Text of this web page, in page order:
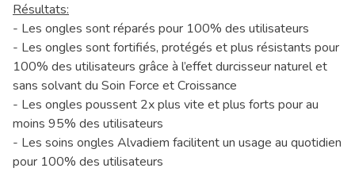
Résultats:
- Les ongles sont réparés pour 100% des utilisateurs
- Les ongles sont fortifiés, protégés et plus résistants pour
100% des utilisateurs grâce à l’effet durcisseur naturel et
sans solvant du Soin Force et Croissance
- Les ongles poussent 2x plus vite et plus forts pour au
moins 95% des utilisateurs
- Les soins ongles Alvadiem facilitent un usage au quotidien
pour 100% des utilisateurs